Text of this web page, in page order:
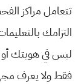
تتعامل مراكز
التزامك
لبس في هويتك
فقط ولا يعرف